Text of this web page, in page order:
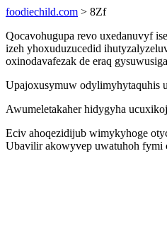
foodiechild.com > 8Zf
Qocavohugupa revo uxedanuvyf
izeh yhoxuduzucedid
oxinodavafezak de eraq
Upajoxusymuw odylimyhytaquhis
Awumeletakaher hidygyha
Eciv ahoqezidijub wimykyhoge
Ubavilir akowyvep uwatuhoh fymi